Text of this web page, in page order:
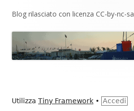
piè
di
pagina
Blog rilasciato con licenza CC-by-nc-sa
Utilizza Tiny Framework • Accedi